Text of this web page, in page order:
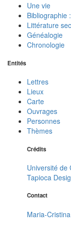
Une vie
Bibliographie
Littérature
Généalogie
Chronologie
Entités
Lettres
Lieux
Carte
Ouvrages
Personnes
Thèmes
Crédits
Université de
Tapioca
Contact
Maria-